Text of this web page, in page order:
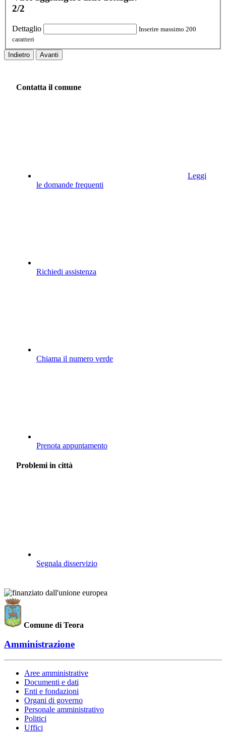
2/2
Dettaglio
Inserire massimo 200
caratteri
Indietro Avanti
Contatta il comune
Leggi
le domande frequenti
Richiedi assistenza
Chiama il numero verde
Prenota appuntamento
Problemi in città
Segnala disservizio
Comune di Teora
Amministrazione
Aree amministrative
Documenti e dati
Enti e fondazioni
Organi di governo
Personale amministrativo
Politici
Uffici